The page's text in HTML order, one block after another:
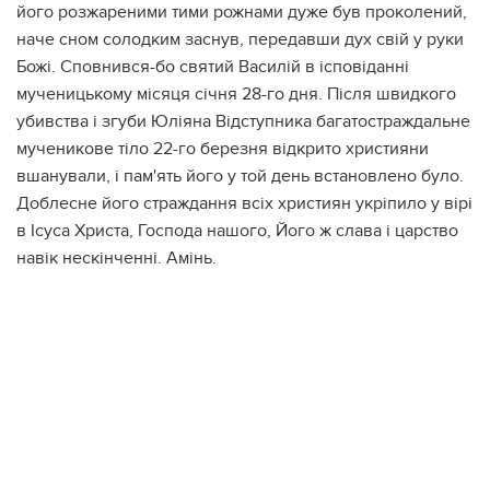
його розжареними тими рожнами дуже був проколений,
наче сном солодким заснув, передавши дух свій у руки
Божі. Сповнився-бо святий Василій в ісповіданні
мученицькому місяця січня 28-го дня. Після швидкого
убивства і згуби Юліяна Відступника багатостраждальне
мученикове тіло 22-го березня відкрито християни
вшанували, і пам'ять його у той день встановлено було.
Доблесне його страждання всіх християн укріпило у вірі
в Ісуса Христа, Господа нашого, Його ж слава і царство
навік нескінченні. Амінь.